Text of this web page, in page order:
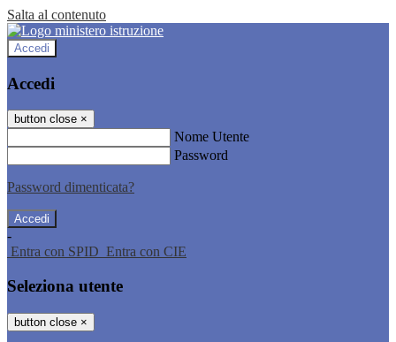
Salta al contenuto
Accedi
Accedi
button close ×
Nome Utente
Password
Password dimenticata?
-
Entra con SPID Entra con CIE
Seleziona utente
button close ×